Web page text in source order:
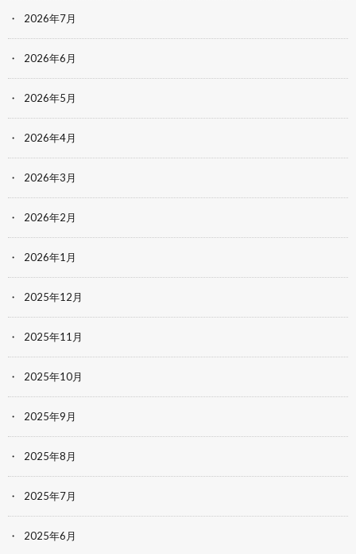
2026年7月
2026年6月
2026年5月
2026年4月
2026年3月
2026年2月
2026年1月
2025年12月
2025年11月
2025年10月
2025年9月
2025年8月
2025年7月
2025年6月